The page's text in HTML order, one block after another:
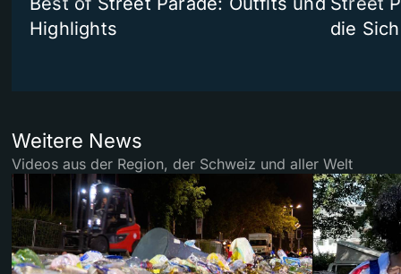
Highlights
die
Weitere News
Videos aus der Region, der Schweiz und aller Welt